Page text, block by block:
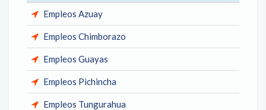
Empleos Azuay
Empleos Chimborazo
Empleos Guayas
Empleos Pichincha
Empleos Tungurahua